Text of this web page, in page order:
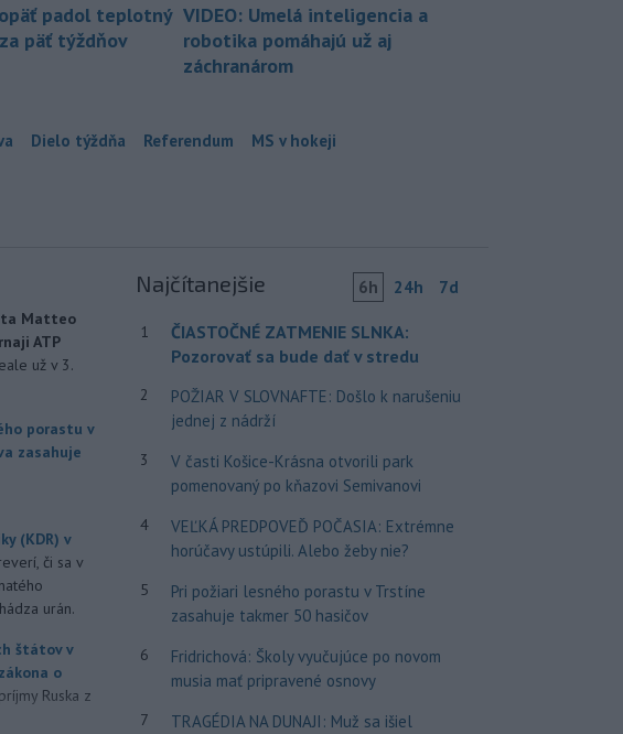
padol teplotný
päť týždňov
VIDEO: Umelá inteligencia a
robotika pomáhajú už aj
záchranárom
Dielo týždňa Referendum MS v hokeji
Matteo
ATP
už v 3.
porastu v
zasahuje
(KDR) v
či sa v
urán.
štátov v
o
Ruska z
Najčítanejšie 6h 24h 7d
1
ČIASTOČNÉ ZATMENIE SLNKA:
Pozorovať sa bude dať v stredu
2
POŽIAR V SLOVNAFTE: Došlo k narušeniu
jednej z nádrží
3
V časti Košice-Krásna otvorili park
pomenovaný po kňazovi Semivanovi
4
VEĽKÁ PREDPOVEĎ POČASIA: Extrémne
horúčavy ustúpili. Alebo žeby nie?
5
Pri požiari lesného porastu v Trstíne
zasahuje takmer 50 hasičov
6
Fridrichová: Školy vyučujúce po novom
musia mať pripravené osnovy
7 TRAGÉDIA NA DUNAJI: Muž sa išiel